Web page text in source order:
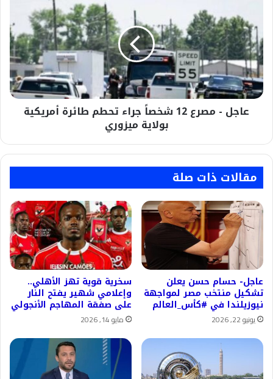
مصرع
12
شخصاً
جراء
تحطم
طائرة
أمريكية
بولاية
عاجل - مصرع 12 شخصاً جراء تحطم طائرة أمريكية
بولاية ميزوري
مقالات ذات صلة
عاجل- حسام حسن يعلن
تشكيل منتخب مصر لمواجهة
نيوزيلندا في #كأس_العالم
يونيو 22, 2026
سخرية قوية تهز الأهلي..
وإعلامي شهير يفتح النار
على صفقة المهاجم الأنجولي
مايو 14, 2026